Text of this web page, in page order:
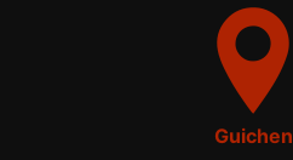
Guichen